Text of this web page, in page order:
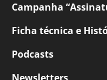
Campanha
Ficha técnica e
Podcasts